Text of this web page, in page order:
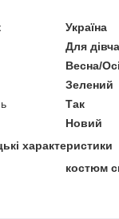
Україна
Для
Весна/
Зелений
Так
Новий
характеристики
костюм